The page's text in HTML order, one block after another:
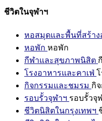
ชีวิตในจุฬาฯ
หอสมุดและพื้นที่สร้าง
หอพัก หอพัก
กีฬาและสุขภาพนิสิต
โรงอาหารและคาเฟ่
กิจกรรมและชมรม กิ
รอบรั้วจุฬาฯ รอบรั้วจุ
ชีวิตนิสิตในกรุงเทพฯ